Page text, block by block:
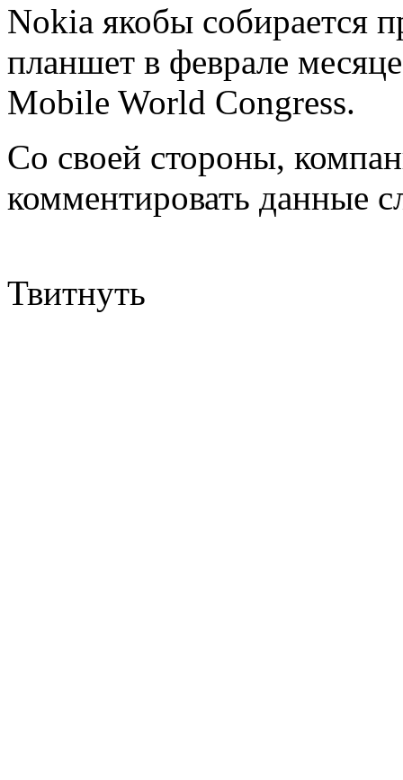
Nokia якобы собирается
планшет в феврале
Mobile World Congress.
Со своей стороны,
комментировать данные
Твитнуть